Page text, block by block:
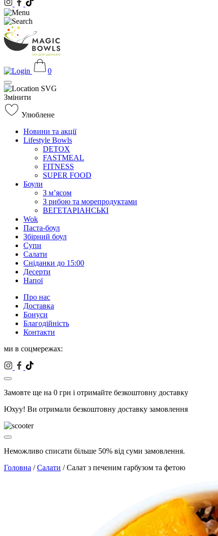
0
Змінити
Улюблене
Новини та акції
Lifestyle Bowls
DETOX
FASTMEAL
FITNESS
SUPER FOOD
Боули
З м’ясом
З рибою та морепродуктами
ВЕГЕТАРІАНСЬКІ
Wok
Паста-боул
Збірний боул
Супи
Салати
Сніданки до 15:00
Десерти
Напої
Про нас
Доставка
Бонуси
Благодійність
Контакти
ми в соцмережах:
Замовте ще на 0 грн і отримайте безкоштовну доставку
Юхуу! Ви отримали безкоштовну доставку замовлення
Неможливо списати більше 50% від суми замовлення.
Головна /Салати / Салат з печеним гарбузом та фетою